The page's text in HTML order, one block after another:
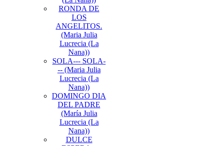
RONDA DE
LOS
ANGELITOS.
(Maria Julia
Lucrecia (La
Nana))
SOLA--- SOLA-
-- (Maria Julia
Lucrecia (La
Nana))
DOMINGO DIA
DEL PADRE
(María Julia
Lucrecia (La
Nana))
DULCE